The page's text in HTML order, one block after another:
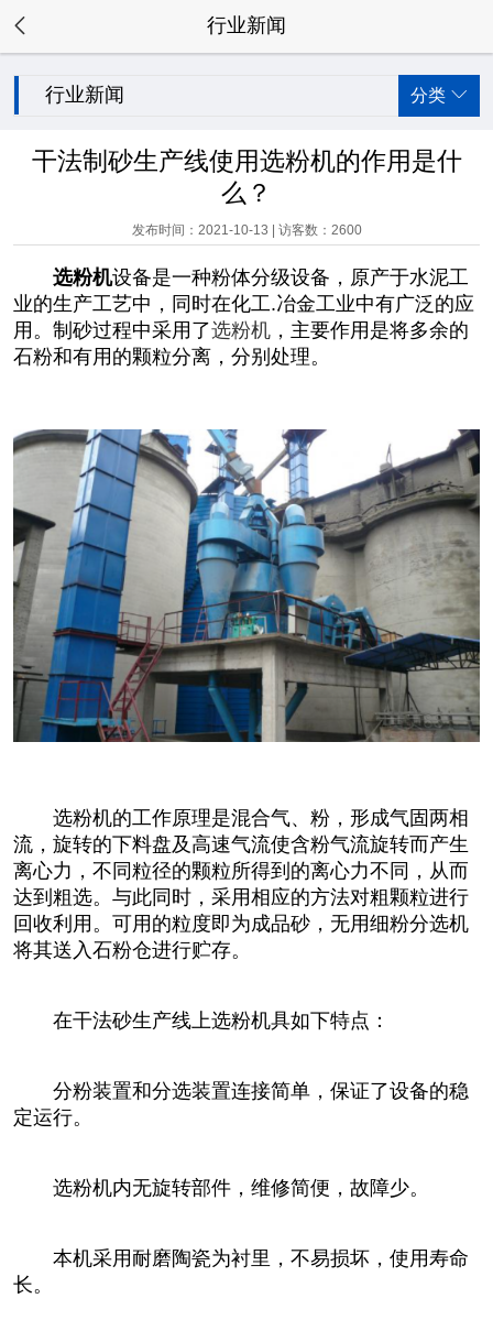
 行业新闻
行业新闻 分类 
干法制砂生产线使用选粉机的作用是什
么？
发布时间：2021-10-13 | 访客数：2600
选粉机设备是一种粉体分级设备，原产于水泥工
业的生产工艺中，同时在化工.冶金工业中有广泛的应
用。制砂过程中采用了选粉机，主要作用是将多余的
石粉和有用的颗粒分离，分别处理。
选粉机的工作原理是混合气、粉，形成气固两相
流，旋转的下料盘及高速气流使含粉气流旋转而产生
离心力，不同粒径的颗粒所得到的离心力不同，从而
达到粗选。与此同时，采用相应的方法对粗颗粒进行
回收利用。可用的粒度即为成品砂，无用细粉分选机
将其送入石粉仓进行贮存。
在干法砂生产线上选粉机具如下特点：
分粉装置和分选装置连接简单，保证了设备的稳
定运行。
选粉机内无旋转部件，维修简便，故障少。
本机采用耐磨陶瓷为衬里，不易损坏，使用寿命
长。